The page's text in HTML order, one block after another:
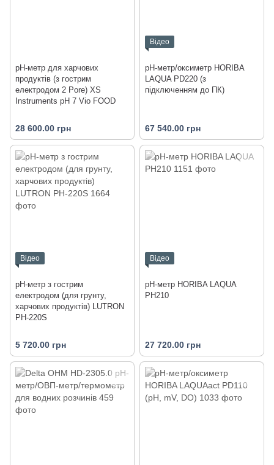
pH-метр для харчових
продуктів (з гострим
електродом 2 Pore) XS
Instruments pH 7 Vio FOOD
28 600.00 грн
Відео
pH-метр/оксиметр HORIBA
LAQUA PD220 (з
підключенням до ПК)
67 540.00 грн
Відео
pH-метр з гострим
електродом (для грунту,
харчових продуктів) LUTRON
PH-220S
5 720.00 грн
Відео
pH-метр HORIBA LAQUA
PH210
27 720.00 грн